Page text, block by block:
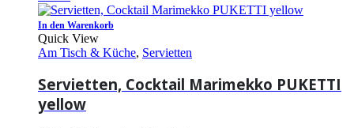
In den Warenkorb
Quick View
Am Tisch & Küche, Servietten
Servietten, Cocktail Marimekko PUKETTI
yellow